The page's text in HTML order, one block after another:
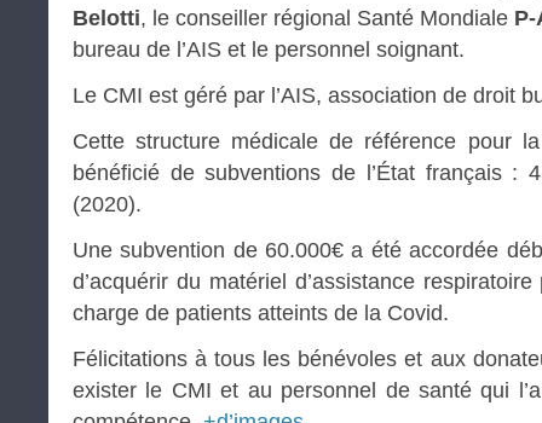
Belotti, le conseiller régional Santé Mondiale
bureau de l’AIS et le personnel soignant.
Le CMI est géré par l’AIS, association de droit
Cette structure médicale de référence pour
bénéficié de subventions de l’État français :
(2020).
Une subvention de 60.000€ a été accordée
d’acquérir du matériel d’assistance
charge de patients atteints de la Covid.
Félicitations à tous les bénévoles et aux
exister le CMI et au personnel de santé qui